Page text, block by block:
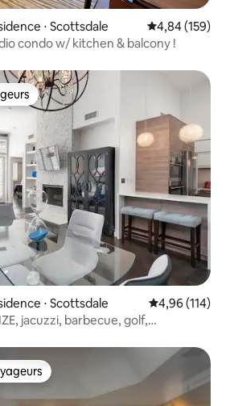
⋅ Scottsdale Évaluation
4,84 (159)
condo w/ kitchen & balcony !
⋅ Scottsdale Évaluation
4,96 (114)
jacuzzi, barbecue, golf,
les plus appréciés